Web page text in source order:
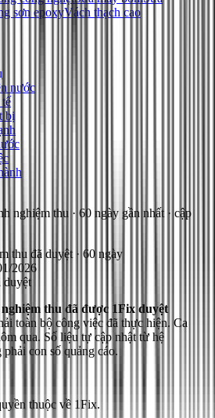
sơn epoxyVách thạch cao
nước
bị
nghiệm thu · 60 ngày gần nhất · cập
thu đã duyệt · 60 ngày
2026
duyệt
thu đã được 1Fix duyệt
toàn bộ công việc đã thực hiện. Ca
qua. Số liệu tự cập nhật từ hệ
con số quảng cáo.
thuộc về 1Fix.